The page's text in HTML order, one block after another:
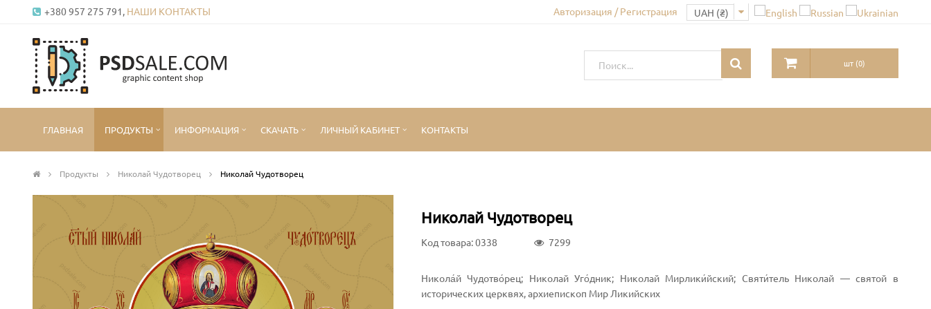
+380 957 275 791, НАШИ КОНТАКТЫ Авторизация / Регистрация
шт(0)
ГЛАВНАЯ ПРОДУКТЫ ИНФОРМАЦИЯ СКАЧАТЬ ЛИЧНЫЙ КАБИНЕТ КОНТАКТЫ
Продукты Николай Чудотворец Николай Чудотворец
Николай Чудотворец
Код товара: 0338 7299
Никола́й Чудотво́рец; Николай Уго́дник; Николай Мирлики́йский; Святи́тель Николай — святой в
исторических церквях, архиепископ Мир Ликийских